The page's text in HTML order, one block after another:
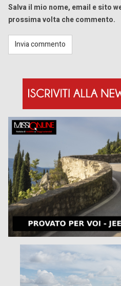
Salva il mio nome, email e sito
prossima volta che commento.